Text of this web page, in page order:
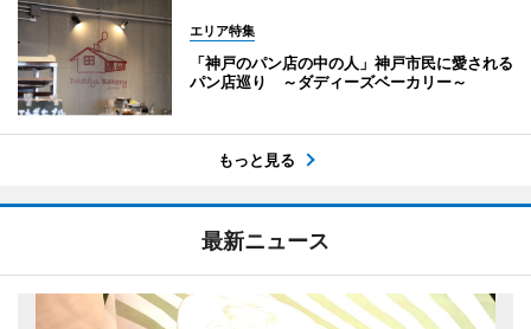
エリア特集
「神戸のパン店の中の人」神戸市民に愛される
パン店巡り ～ダディーズベーカリー～
もっと見る
最新ニュース